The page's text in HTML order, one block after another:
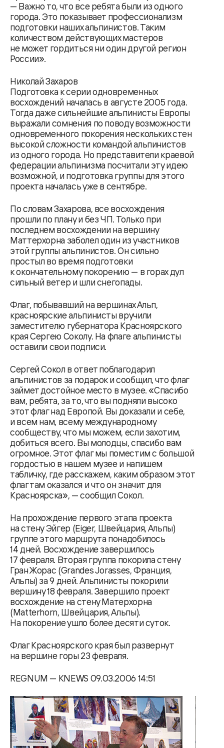
— Важно то, что все ребята были из одного
города. Это показывает профессионализм
подготовки наших альпинистов. Таким
количеством действующих мастеров
не может гордиться ни один другой регион
России».
Николай Захаров
Подготовка к серии одновременных
восхождений началась в августе 2005 года.
Тогда даже сильнейшие альпинисты Европы
выражали сомнения по поводу возможности
одновременного покорения нескольких стен
высокой сложности командой альпинистов
из одного города. Но представители краевой
федерации альпинизма посчитали эту идею
возможной, и подготовка группы для этого
проекта началась уже в сентябре.
По словам Захарова, все восхождения
прошли по плану и без ЧП. Только при
последнем восхождении на вершину
Маттерхорна заболел один из участников
этой группы альпинистов. Он сильно
простыл во время подготовки
к окончательному покорению — в горах дул
сильный ветер и шли снегопады.
Флаг, побывавший на вершинах Альп,
красноярские альпинисты вручили
заместителю губернатора Красноярского
края Сергею Соколу. На флаге альпинисты
оставили свои подписи.
Сергей Сокол в ответ поблагодарил
альпинистов за подарок и сообщил, что флаг
займет достойное место в музее. «Спасибо
вам, ребята, за то, что вы подняли высоко
этот флаг над Европой. Вы доказали и себе,
и всем нам, всему международному
сообществу, что мы можем, если захотим,
добиться всего. Вы молодцы, спасибо вам
огромное. Этот флаг мы поместим с большой
гордостью в нашем музее и напишем
табличку, где расскажем, каким образом этот
флаг там оказался и что он значит для
Красноярска», — сообщил Сокол.
На прохождение первого этапа проекта
на стену Эйгер (Eiger, Швейцария, Альпы)
группе этого маршрута понадобилось
14 дней. Восхождение завершилось
17 февраля. Вторая группа покорила стену
Гран Жорас (Grandes Jorasses, Франция,
Альпы) за 9 дней. Альпинисты покорили
вершину 18 февраля. Завершило проект
восхождение на стену Матерхорна
(Matterhorn, Швейцария, Альпы).
На покорение ушло более десяти суток.
Флаг Красноярского края был развернут
на вершине горы 23 февраля.
REGNUM — KNEWS 09.03.2006 14:51